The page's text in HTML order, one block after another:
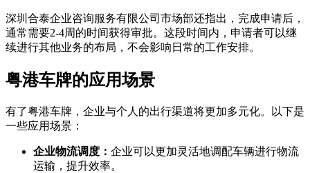
深圳合泰企业咨询服务有限公司市场部还指出，完成申请后，
通常需要2-4周的时间获得审批。这段时间内，申请者可以继
续进行其他业务的布局，不会影响日常的工作安排。
粤港车牌的应用场景
有了粤港车牌，企业与个人的出行渠道将更加多元化。以下是
一些应用场景：
企业物流调度： 企业可以更加灵活地调配车辆进行物流
运输，提升效率。